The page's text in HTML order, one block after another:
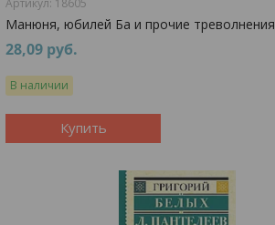
Манюня, юбилей Ба и прочие треволнения
28,09 руб.
В наличии
Купить